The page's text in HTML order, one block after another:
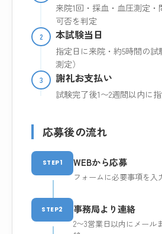
来院1回・採血・血圧測定
可否を判定
2 本試験当日
指定日に来院・約5時間の
測定）
3 謝礼お支払い
試験完了後1〜2週間以内に
応募後の流れ
STEP1 WEBから応募
フォームに必要事項を入
STEP2 事務局より連絡
2〜3営業日以内にメール